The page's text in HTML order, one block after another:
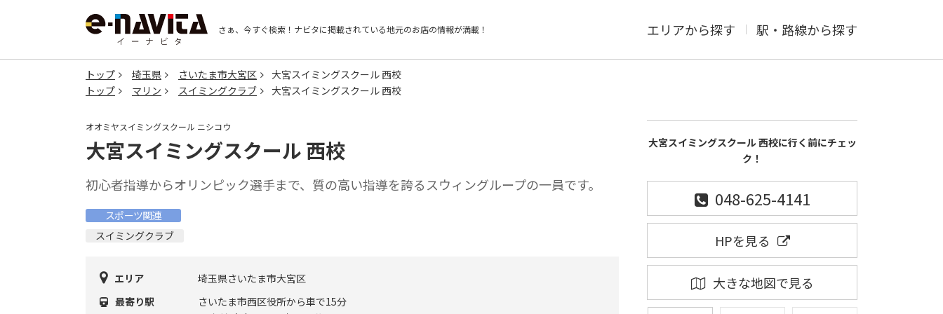
さぁ、今すぐ検索！ ナビタに掲載されている地元のお店の情報が満載！ エリアから探す 駅・路線から探す
トップ 埼玉県 さいたま市大宮区
大宮スイミングスクール 西校
トップ
マリン スイミングクラブ 大宮スイミングスクール 西校
オオミヤスイミングスクール ニシコウ
大宮スイミングスクール 西校
初心者指導からオリンピック選手まで、質の高い指導を誇るスウィングループの一員です。
スポーツ関連
スイミングクラブ
エリア
埼玉県さいたま市大宮区
最寄り駅
さいたま市西区役所から車で15分
大宮スイミングスクール 西校に行く前にチェッ
ク！
048-625-4141
HPを見る
大きな地図で見る